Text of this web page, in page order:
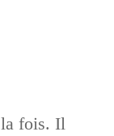
fois. Il